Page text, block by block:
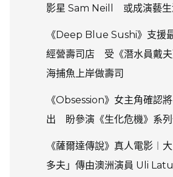
影星 Sam Neill 或成演藝生
《Deep Blue Sushi》支援
經營壽司店 受《潛水員戴
海捕魚上岸做壽司
《Obsession》女主角確認
出 盼參演《生化危機》系
《薩爾達傳說》真人電影︱
多夫」傳由澳洲演員 Uli